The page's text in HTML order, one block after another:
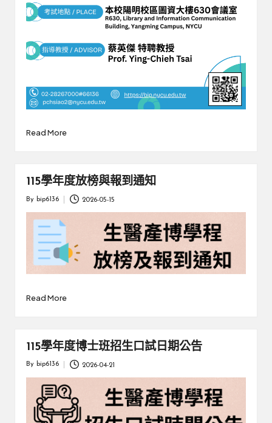
Read More
115學年度放榜與報到通知
Posted
By bip6136 2026-05-15
Read More
115學年度博士班招生口試日期公告
Posted
By bip6136 2026-04-21